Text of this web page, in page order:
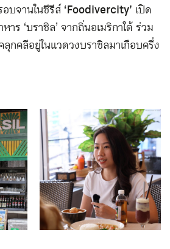
อบจานในซีรีส์‘Foodivercity’ เปิด
าร ‘บราซิล’ จากถิ่นอเมริกาใต้ ร่วม
คลีอยู่ในแวดวงบราซิลมาเกือบครึ่ง